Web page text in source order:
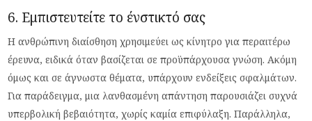
6. Εμπιστευτείτε το ένστικτό σας
Η ανθρώπινη διαίσθηση χρησιμεύει ως κίνητρο για περαιτέρω
έρευνα, ειδικά όταν βασίζεται σε προϋπάρχουσα γνώση. Ακόμη
όμως και σε άγνωστα θέματα, υπάρχουν ενδείξεις σφαλμάτων.
Για παράδειγμα, μια λανθασμένη απάντηση παρουσιάζει συχνά
υπερβολική βεβαιότητα, χωρίς καμία επιφύλαξη. Παράλληλα,